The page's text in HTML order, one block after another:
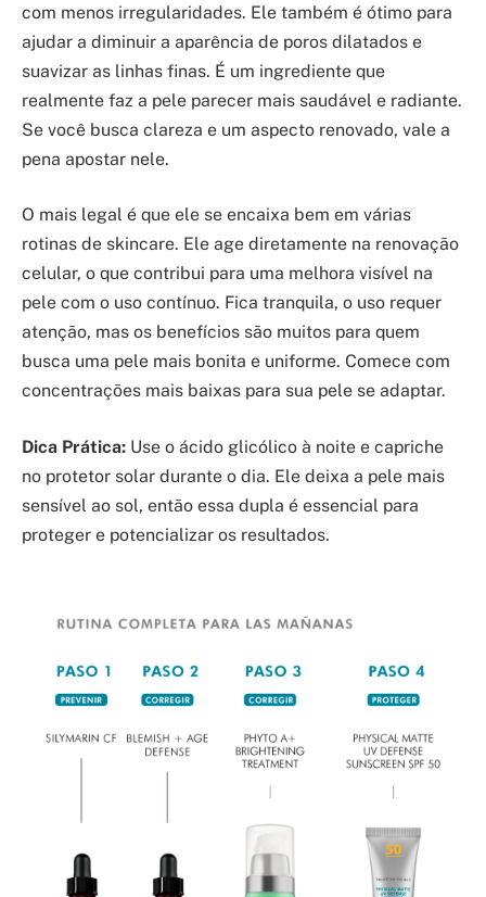
com menos irregularidades. Ele também é ótimo para
ajudar a diminuir a aparência de poros dilatados e
suavizar as linhas finas. É um ingrediente que
realmente faz a pele parecer mais saudável e radiante.
Se você busca clareza e um aspecto renovado, vale a
pena apostar nele.
O mais legal é que ele se encaixa bem em várias
rotinas de skincare. Ele age diretamente na renovação
celular, o que contribui para uma melhora visível na
pele com o uso contínuo. Fica tranquila, o uso requer
atenção, mas os benefícios são muitos para quem
busca uma pele mais bonita e uniforme. Comece com
concentrações mais baixas para sua pele se adaptar.
Dica Prática: Use o ácido glicólico à noite e capriche
no protetor solar durante o dia. Ele deixa a pele mais
sensível ao sol, então essa dupla é essencial para
proteger e potencializar os resultados.